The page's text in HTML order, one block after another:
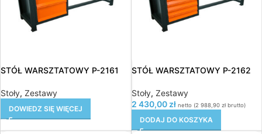
STÓŁ WARSZTATOWY P-2161
Stoły, Zestawy
DOWIEDZ SIĘ WIĘCEJ
STÓŁ WARSZTATOWY P-2162
Stoły, Zestawy
2 430,00 zł netto (2 988,90 złbrutto)
DODAJ DO KOSZYKA